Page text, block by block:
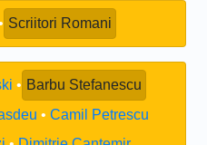
Scriitori Romani
Barbu Stefanescu
Camil Petrescu